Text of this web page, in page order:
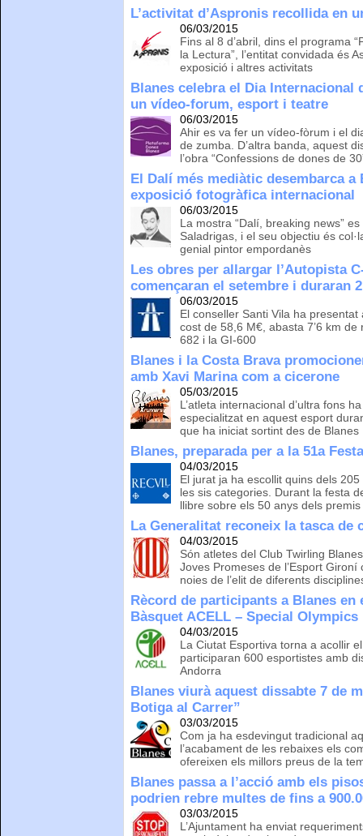
L’activitat d’Aspronis recollida en
06/03/2015
Fins al 8 d’abril, dins el programa
la Lectura”, l’entitat convidada és
exposició i altres activitats
Blanes celebra el Dia Internacional
un vídeo-forum, esport i teatre
06/03/2015
Ahir es va fer un vídeo-fòrum i el
de zumba. D’altra banda, aquest
l’obra “Confessions de dones de
El Dalí més mediàtic desembarca a
exposició fotogràfica internacional
06/03/2015
La mostra “Dalí, breaking news”
Saladrigas, i el seu objectiu és
genial pintor empordanès
Les obres per allargar l’Autopista
començaran el setembre i duraran
06/03/2015
El conseller Santi Vila ha
cost de 58,6 M€, abasta 7’6 km
682 i la GI-600
Blanes i la Costa Brava
amb Xavi Marina com a cicerone
05/03/2015
L’atleta internacional d’ultra fons
especialitzat en aquest esport
que ha iniciat sortint des de Blanes
Blanes, preparada per a la 51a
04/03/2015
El jurat ja ha escollit quins dels
les sis categories. Durant la festa
llibre sobre els 50 anys dels
La Generalitat reconeix la tasca de
04/03/2015
Són atletes del Club Twirling
Joves Promeses de l’Esport
noies de l’elit de diferents
Rècord de participants a Blanes en
Bàsquet ACELL – Special Olympics
04/03/2015
La Ciutat Esportiva torna a acollir
participaran 600 esportistes amb
Andorra
Blanes viurà aquest dissabte 7 de
Botiga al Carrer”
03/03/2015
Com ja ha esdevingut tradicional
l’acabament de les rebaixes els
ofereixen els millors preus de la
Blanes passa a l’acció amb els
podrien rebre multes de fins a
03/03/2015
L’Ajuntament ha enviat